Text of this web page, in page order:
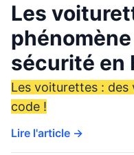
Les
sécurité en
Les voiturettes : des
code !
Lire l'article →